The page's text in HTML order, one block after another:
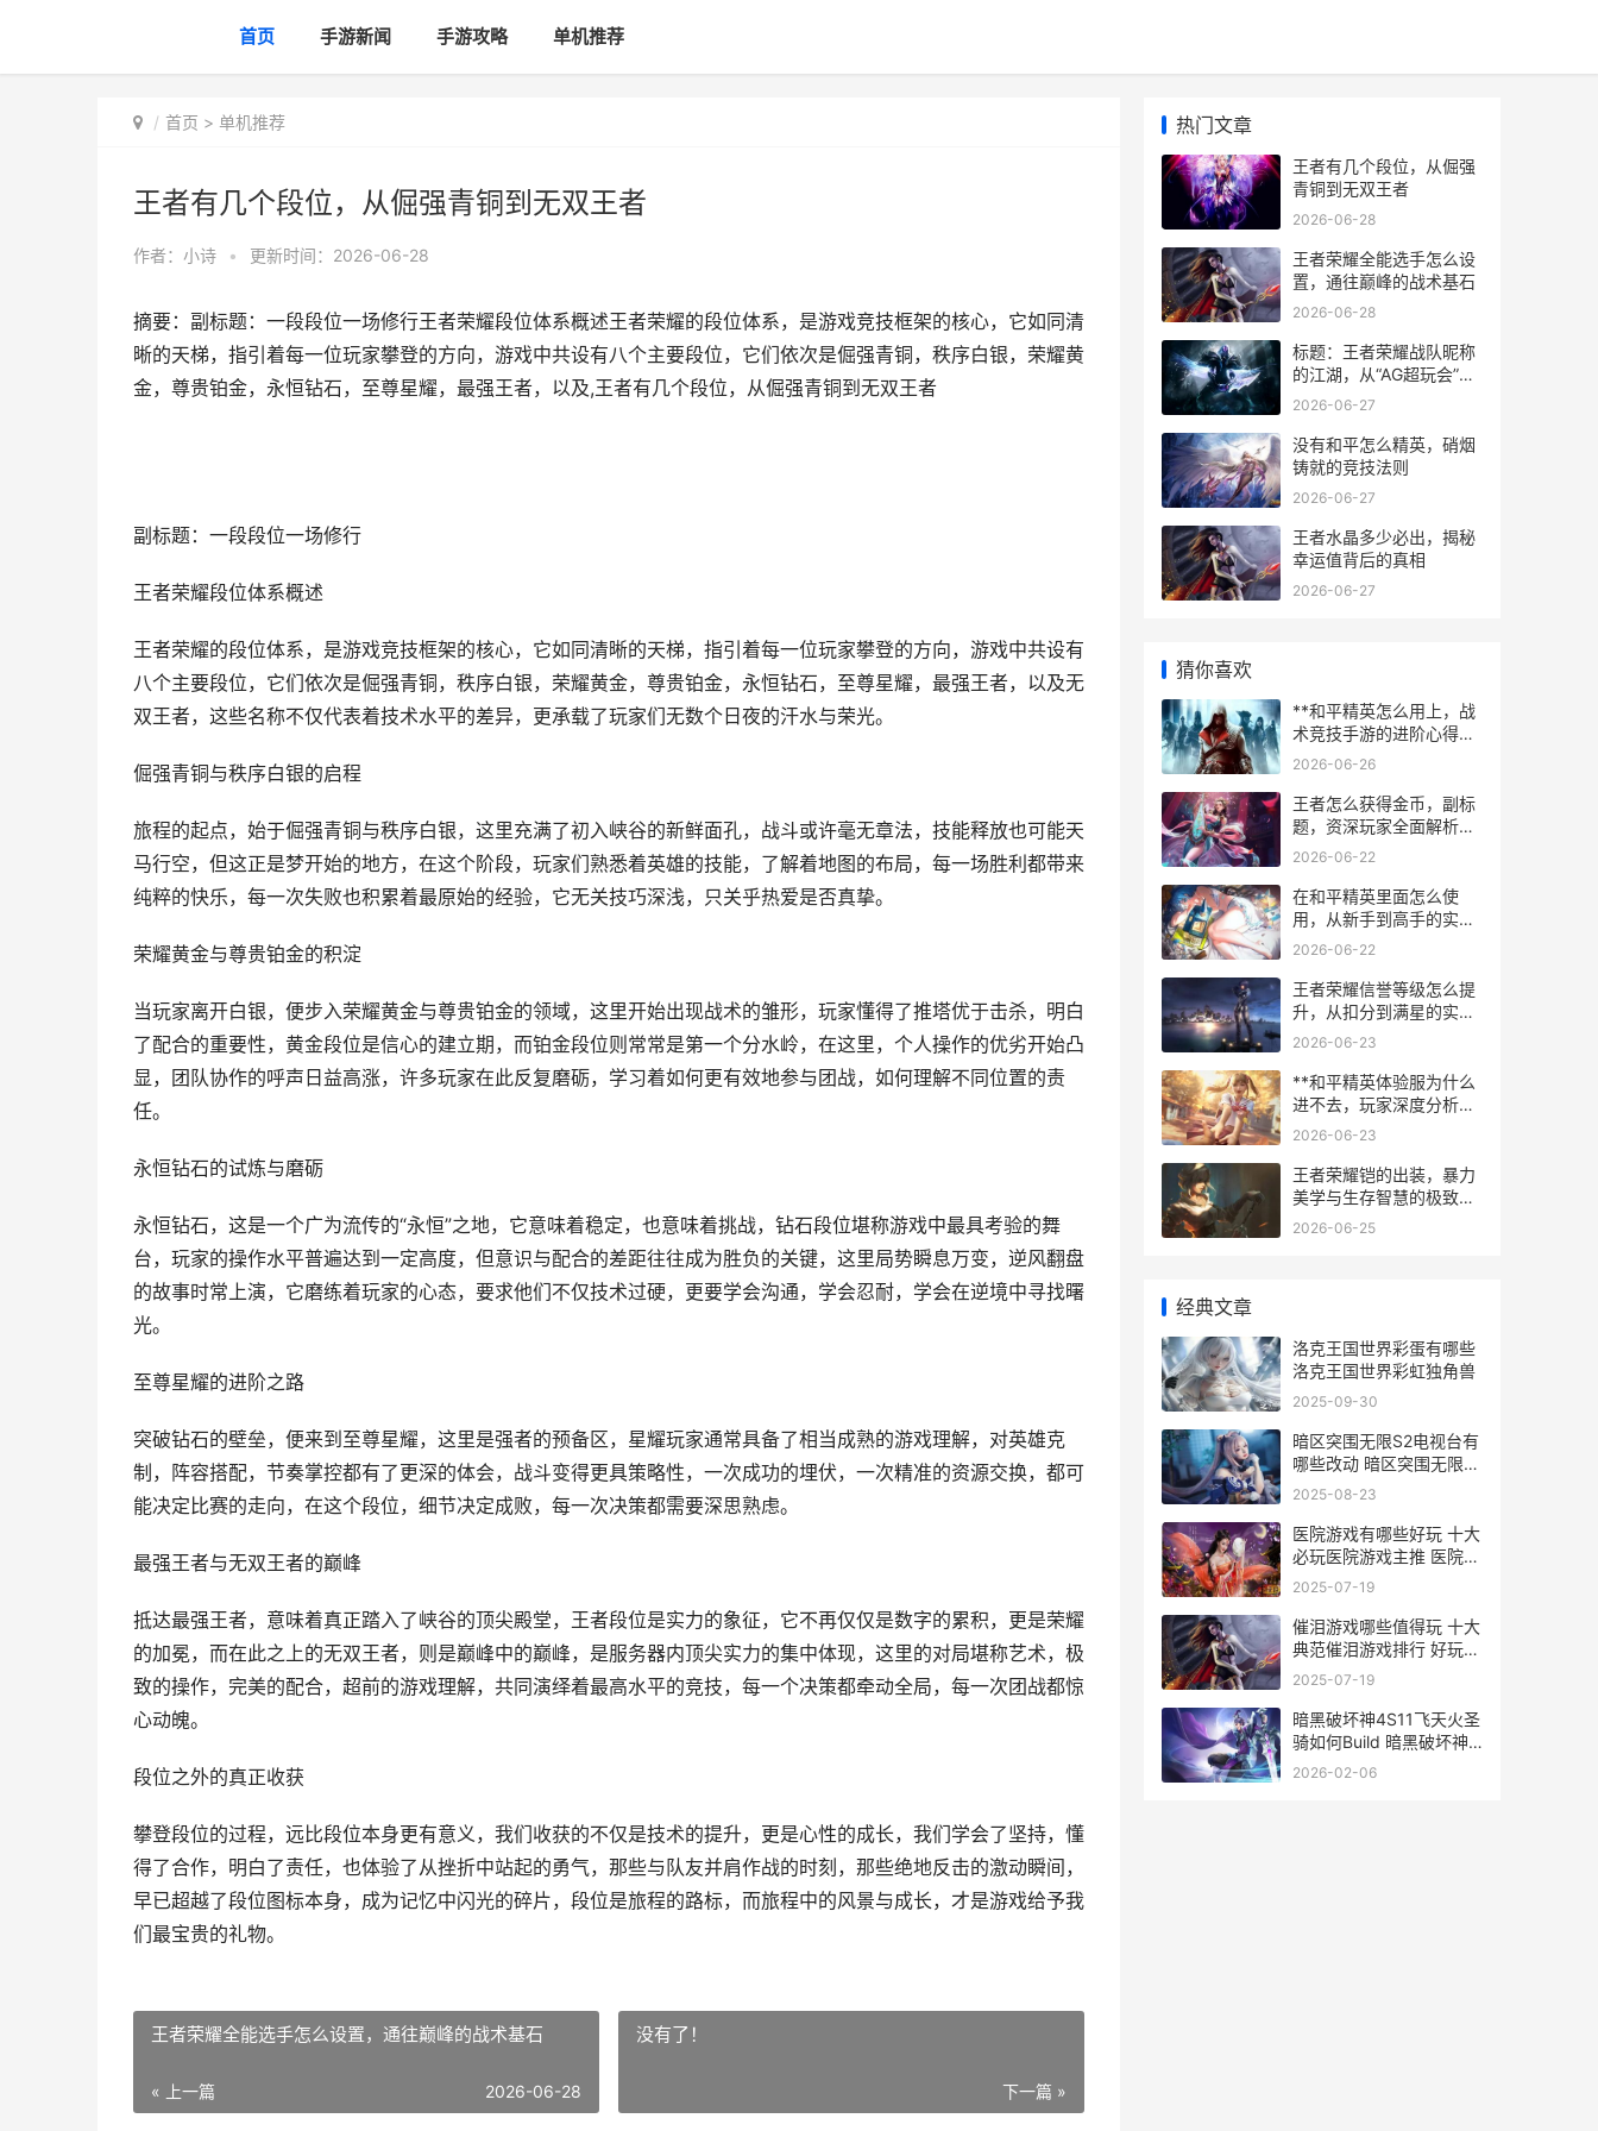
首页 手游新闻 手游攻略 单机推荐
首页 > 单机推荐
王者有几个段位，从倔强青铜到无双王者
作者： 小诗 • 更新时间：2026-06-28
摘要：副标题：一段段位一场修行王者荣耀段位体系概述王者荣耀的段位体系，是游戏竞技框架的核心，它如同清
晰的天梯，指引着每一位玩家攀登的方向，游戏中共设有八个主要段位，它们依次是倔强青铜，秩序白银，荣耀黄
金，尊贵铂金，永恒钻石，至尊星耀，最强王者，以及,王者有几个段位，从倔强青铜到无双王者
副标题：一段段位一场修行
王者荣耀段位体系概述
王者荣耀的段位体系，是游戏竞技框架的核心，它如同清晰的天梯，指引着每一位玩家攀登的方向，游戏中共设有
八个主要段位，它们依次是倔强青铜，秩序白银，荣耀黄金，尊贵铂金，永恒钻石，至尊星耀，最强王者，以及无
双王者，这些名称不仅代表着技术水平的差异，更承载了玩家们无数个日夜的汗水与荣光。
倔强青铜与秩序白银的启程
旅程的起点，始于倔强青铜与秩序白银，这里充满了初入峡谷的新鲜面孔，战斗或许毫无章法，技能释放也可能天
马行空，但这正是梦开始的地方，在这个阶段，玩家们熟悉着英雄的技能，了解着地图的布局，每一场胜利都带来
纯粹的快乐，每一次失败也积累着最原始的经验，它无关技巧深浅，只关乎热爱是否真挚。
荣耀黄金与尊贵铂金的积淀
当玩家离开白银，便步入荣耀黄金与尊贵铂金的领域，这里开始出现战术的雏形，玩家懂得了推塔优于击杀，明白
了配合的重要性，黄金段位是信心的建立期，而铂金段位则常常是第一个分水岭，在这里，个人操作的优劣开始凸
显，团队协作的呼声日益高涨，许多玩家在此反复磨砺，学习着如何更有效地参与团战，如何理解不同位置的责
任。
永恒钻石的试炼与磨砺
永恒钻石，这是一个广为流传的“永恒”之地，它意味着稳定，也意味着挑战，钻石段位堪称游戏中最具考验的舞
台，玩家的操作水平普遍达到一定高度，但意识与配合的差距往往成为胜负的关键，这里局势瞬息万变，逆风翻盘
的故事时常上演，它磨练着玩家的心态，要求他们不仅技术过硬，更要学会沟通，学会忍耐，学会在逆境中寻找曙
光。
至尊星耀的进阶之路
突破钻石的壁垒，便来到至尊星耀，这里是强者的预备区，星耀玩家通常具备了相当成熟的游戏理解，对英雄克
制，阵容搭配，节奏掌控都有了更深的体会，战斗变得更具策略性，一次成功的埋伏，一次精准的资源交换，都可
能决定比赛的走向，在这个段位，细节决定成败，每一次决策都需要深思熟虑。
最强王者与无双王者的巅峰
抵达最强王者，意味着真正踏入了峡谷的顶尖殿堂，王者段位是实力的象征，它不再仅仅是数字的累积，更是荣耀
的加冕，而在此之上的无双王者，则是巅峰中的巅峰，是服务器内顶尖实力的集中体现，这里的对局堪称艺术，极
致的操作，完美的配合，超前的游戏理解，共同演绎着最高水平的竞技，每一个决策都牵动全局，每一次团战都惊
心动魄。
段位之外的真正收获
攀登段位的过程，远比段位本身更有意义，我们收获的不仅是技术的提升，更是心性的成长，我们学会了坚持，懂
得了合作，明白了责任，也体验了从挫折中站起的勇气，那些与队友并肩作战的时刻，那些绝地反击的激动瞬间，
早已超越了段位图标本身，成为记忆中闪光的碎片，段位是旅程的路标，而旅程中的风景与成长，才是游戏给予我
们最宝贵的礼物。
王者荣耀全能选手怎么设置，通往巅峰的战术基石
« 上一篇 2026-06-28
没有了！
下一篇 »
热门文章
王者有几个段位，从倔强
青铜到无双王者
2026-06-28
王者荣耀全能选手怎么设
置，通往巅峰的战术基石
2026-06-28
标题：王者荣耀战队昵称
的江湖，从“AG超玩会”到
“重庆狼队”的符号力量
2026-06-27
没有和平怎么精英，硝烟
铸就的竞技法则
2026-06-27
王者水晶多少必出，揭秘
幸运值背后的真相
2026-06-27
猜你喜欢
**和平精英怎么用上，战
术竞技手游的进阶心得，
从入门到精通之路**
2026-06-26
王者怎么获得金币，副标
题，资深玩家全面解析高
效积累之道
2026-06-22
在和平精英里面怎么使
用，从新手到高手的实战
思维进阶，副标题，掌握
2026-06-22
王者荣耀信誉等级怎么提
升，从扣分到满星的实战
心得
2026-06-23
**和平精英体验服为什么
进不去，玩家深度分析与
排障指南，副标题，体验
解决思路探秘**
2026-06-23
王者荣耀铠的出装，暴力
美学与生存智慧的极致平
衡，副标题，一刀生死的
2026-06-25
经典文章
洛克王国世界彩蛋有哪些
洛克王国世界彩虹独角兽
2025-09-30
暗区突围无限S2电视台有
哪些改动 暗区突围无限s2
赛季几月几号
2025-08-23
医院游戏有哪些好玩 十大
必玩医院游戏主推 医院游
戏怎么玩
2025-07-19
催泪游戏哪些值得玩 十大
典范催泪游戏排行 好玩的
催泪游戏
2025-07-19
暗黑破坏神4S11飞天火圣
骑如何Build 暗黑破坏神
4s11职业排行
2026-02-06